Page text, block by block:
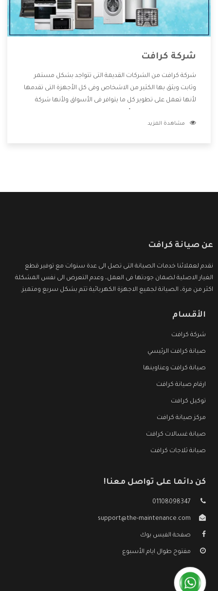
شركة كرافت
شركة كرافت من الشركات القديمة التى تتواجد بشكل مستمر
وثابت ويثق بها الكثير من الاشخاص وفى كل الأجهزة التى تقدمها
لأنها تعمل على تطوير كل ما يتوافر فى الأسواق ولأنها شركة
وتقدم للعملاء أقوى العروض والخصومات التى تسهل على
مشاهدة المزيد
عن صيانة كرافت
نقدم لعملائنا خدمات الصيانة التى تصل الى عدة سنوات مع توفير قطع
الغيار الاصلية لضمان جودتها فى العمل، وعدم التعرض الى نفس المشكلة
اكثر من مرة، الصيانة لجميع الاجهزة الكهربائية تتم بشكل سريع ومتميز.
الأقسام
شركة كرافت
صيانة كرافت الرئيسي
صيانة كرافت وعناوينها
ارقام صيانة كرافت
توكيل كرافت
مركز صيانة كرافت
صيانة غسالات كرافت
صيانة ثلاجات كرافت
كن دائما على تواصل معنا!
01108098347
support@the-maintenance.com
صفحة الفيس بوك
مفتوح طوال ايام الأسبوع